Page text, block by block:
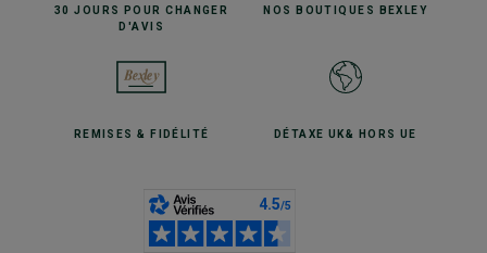
30 JOURS POURCHANGER
D'AVIS
NOS BOUTIQUES BEXLEY
REMISES& FIDÉLITÉ DÉTAXE UK& HORS UE